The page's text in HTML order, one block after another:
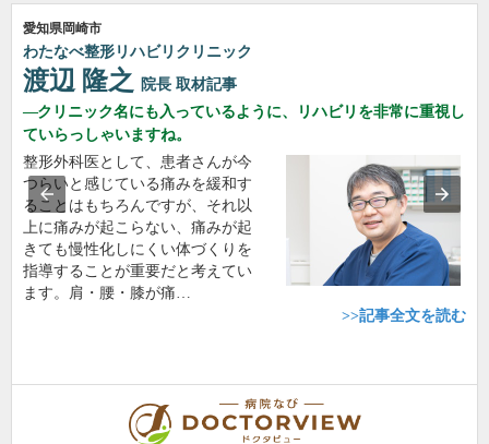
愛知県岡崎市
わたなべ整形リハビリクリニック
渡辺 隆之 院長 取材記事
クリニック名にも入っているように、リハビリを非常に重視し
ていらっしゃいますね。
整形外科医として、患者さんが今
つらいと感じている痛みを緩和す
ることはもちろんですが、それ以
上に痛みが起こらない、痛みが起
きても慢性化しにくい体づくりを
指導することが重要だと考えてい
ます。肩・腰・膝が痛…
>>記事全文を読む